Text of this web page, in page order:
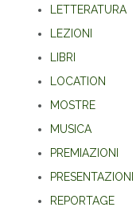
LETTERATURA
LEZIONI
LIBRI
LOCATION
MOSTRE
MUSICA
PREMIAZIONI
PRESENTAZIONI
REPORTAGE